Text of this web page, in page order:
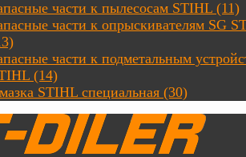
части к пылесосам STIHL (11)
части к опрыскивателям SG
части к подметальным
(14)
STIHL специальная (30)